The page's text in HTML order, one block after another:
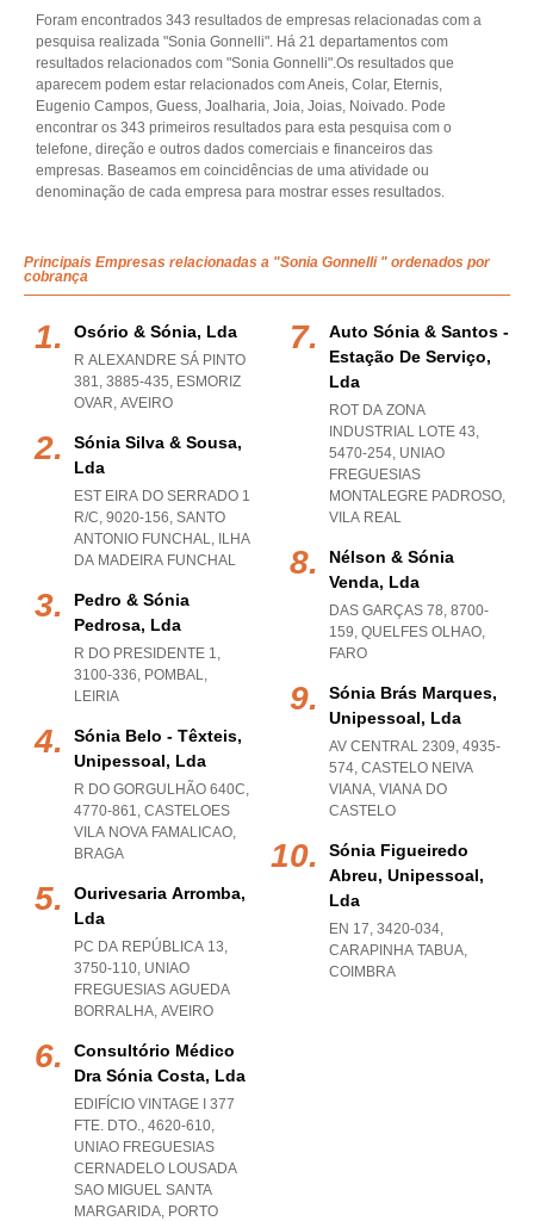
Foram encontrados 343 resultados de empresas relacionadas com a
pesquisa realizada "Sonia Gonnelli". Há 21 departamentos com
resultados relacionados com "Sonia Gonnelli".Os resultados que
aparecem podem estar relacionados com Aneis, Colar, Eternis,
Eugenio Campos, Guess, Joalharia, Joia, Joias, Noivado. Pode
encontrar os 343 primeiros resultados para esta pesquisa com o
telefone, direção e outros dados comerciais e financeiros das
empresas. Baseamos em coincidências de uma atividade ou
denominação de cada empresa para mostrar esses resultados.
Principais Empresas relacionadas a "Sonia Gonnelli " ordenados por
cobrança
Osório & Sónia, Lda
R ALEXANDRE SÁ PINTO
381, 3885-435, ESMORIZ
OVAR, AVEIRO
Sónia Silva & Sousa,
Lda
EST EIRA DO SERRADO 1
R/C, 9020-156, SANTO
ANTONIO FUNCHAL, ILHA
DA MADEIRA FUNCHAL
Pedro & Sónia
Pedrosa, Lda
R DO PRESIDENTE 1,
3100-336, POMBAL,
LEIRIA
Sónia Belo - Têxteis,
Unipessoal, Lda
R DO GORGULHÃO 640C,
4770-861, CASTELOES
VILA NOVA FAMALICAO,
BRAGA
Ourivesaria Arromba,
Lda
PC DA REPÚBLICA 13,
3750-110, UNIAO
FREGUESIAS AGUEDA
BORRALHA, AVEIRO
Consultório Médico
Dra Sónia Costa, Lda
EDIFÍCIO VINTAGE I 377
FTE. DTO., 4620-610,
UNIAO FREGUESIAS
CERNADELO LOUSADA
SAO MIGUEL SANTA
MARGARIDA, PORTO
Auto Sónia & Santos -
Estação De Serviço,
Lda
ROT DA ZONA
INDUSTRIAL LOTE 43,
5470-254, UNIAO
FREGUESIAS
MONTALEGRE PADROSO,
VILA REAL
Nélson & Sónia
Venda, Lda
DAS GARÇAS 78, 8700-
159, QUELFES OLHAO,
FARO
Sónia Brás Marques,
Unipessoal, Lda
AV CENTRAL 2309, 4935-
574, CASTELO NEIVA
VIANA, VIANA DO
CASTELO
Sónia Figueiredo
Abreu, Unipessoal,
Lda
EN 17, 3420-034,
CARAPINHA TABUA,
COIMBRA